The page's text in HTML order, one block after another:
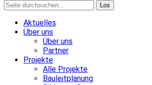
Aktuelles
Über uns
Über uns
Partner
Projekte
Alle Projekte
Bauleitplanung